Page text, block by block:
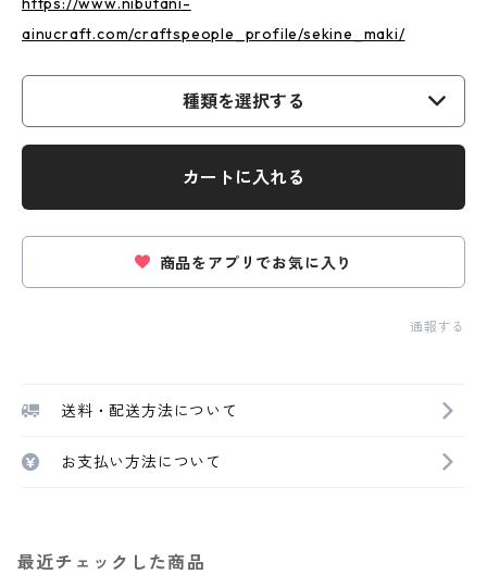
ainucraft.com/craftspeople_profile/sekine_maki/
種類を選択する
カートに入れる
商品をアプリでお気に入り
通報する
送料・配送方法について
お支払い方法について
最近チェックした商品